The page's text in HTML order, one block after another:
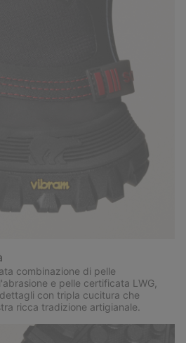
combinazione di pelle
e pelle certificata LWG,
con tripla cucitura che
ricca tradizione artigianale.